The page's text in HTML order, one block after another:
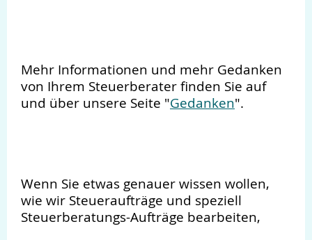
Mehr Informationen und mehr Gedanken
von Ihrem Steuerberater finden Sie auf
und über unsere Seite "Gedanken".
Wenn Sie etwas genauer wissen wollen,
wie wir Steueraufträge und speziell
Steuerberatungs-Aufträge bearbeiten,